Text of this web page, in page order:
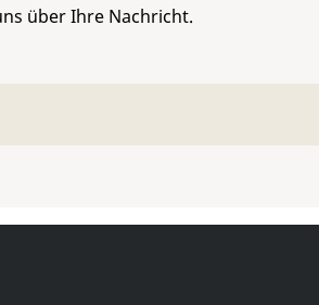
über Ihre Nachricht.